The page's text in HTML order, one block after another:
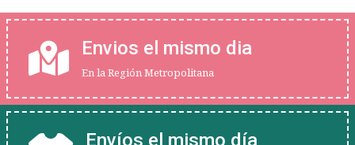
Envios el mismo dia
En la Región Metropolitana
Envíos el mismo día